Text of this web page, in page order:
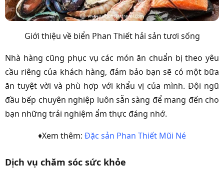
Giới thiệu về biển Phan Thiết hải sản tươi sống
Nhà hàng cũng phục vụ các món ăn chuẩn bị theo yêu
cầu riêng của khách hàng, đảm bảo bạn sẽ có một bữa
ăn tuyệt vời và phù hợp với khẩu vị của mình. Đội ngũ
đầu bếp chuyên nghiệp luôn sẵn sàng để mang đến cho
bạn những trải nghiệm ẩm thực đáng nhớ.
♦Xem thêm: Đặc sản Phan Thiết Mũi Né
Dịch vụ chăm sóc sức khỏe